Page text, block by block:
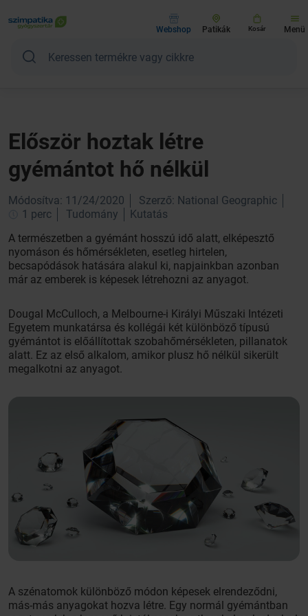
Webshop Patikák Kosár Menü
Először hoztak létre
gyémántot hő nélkül
Módosítva: 11/24/2020
Szerző: National Geographic
1 perc
Tudomány
Kutatás
A természetben a gyémánt hosszú idő alatt, elképesztő
nyomáson és hőmérsékleten, esetleg hirtelen,
becsapódások hatására alakul ki, napjainkban azonban
már az emberek is képesek létrehozni az anyagot.
Dougal McCulloch, a Melbourne-i Királyi Műszaki Intézeti
Egyetem munkatársa és kollégái két különböző típusú
gyémántot is előállítottak szobahőmérsékleten, pillanatok
alatt. Ez az első alkalom, amikor plusz hő nélkül sikerült
megalkotni az anyagot.
A szénatomok különböző módon képesek elrendeződni,
más-más anyagokat hozva létre. Egy normál gyémántban